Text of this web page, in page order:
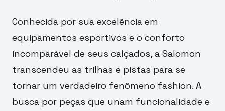
Conhecida por sua excelência em
equipamentos esportivos e o conforto
incomparável de seus calçados, a Salomon
transcendeu as trilhas e pistas para se
tornar um verdadeiro fenômeno fashion. A
busca por peças que unam funcionalidade e